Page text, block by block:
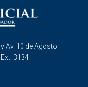
Av. 10 de Agosto
3134